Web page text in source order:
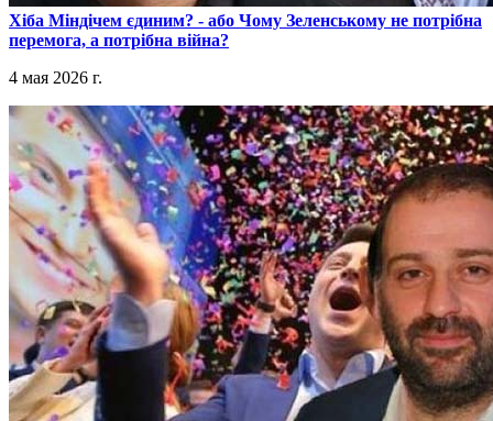
​Хіба Міндічем єдиним? - або Чому Зеленському не потрібна
перемога, а потрібна війна?
4 мая 2026 г.